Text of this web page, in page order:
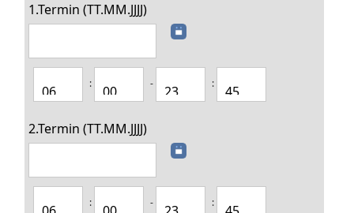
1.Termin (TT.MM.JJJJ)
: - :
2.Termin (TT.MM.JJJJ)
: - :